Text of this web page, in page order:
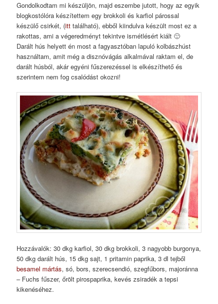
Gondolkodtam mi készüljön, majd eszembe jutott, hogy az egyik
blogkostólóra készítettem egy brokkoli és karfiol párossal
készülő csirkét, (itt található), ebből kiindulva készült most ez a
rakottas, ami a végeredményt tekintve ismétlésért kiált 🙂
Darált hús helyett én most a fagyasztóban lapuló kolbászhúst
használtam, amit még a disznóvágás alkalmával raktam el, de
darált húsból, akár egyéni fűszerezéssel is elkészíthető és
szerintem nem fog csalódást okozni!
Hozzávalók: 30 dkg karfiol, 30 dkg brokkoli, 3 nagyobb burgonya,
50 dkg darált hús, 15 dkg sajt, 1 pritamin paprika, 3 dl tejből
besamel mártás, só, bors, szerecsendió, szegfűbors, majoránna
– Fuchs fűszer, őrölt pirospaprika, kevés zsiradék a tepsi
kikenéséhez.